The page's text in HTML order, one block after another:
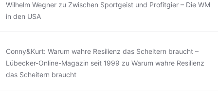
Wilhelm Wegner zu Zwischen Sportgeist und Profitgier – Die WM
in den USA
Conny&Kurt: Warum wahre Resilienz das Scheitern braucht –
Lübecker-Online-Magazin seit 1999 zu Warum wahre Resilienz
das Scheitern braucht